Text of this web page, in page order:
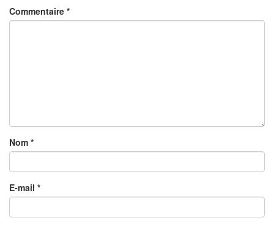
Commentaire *
Nom *
E-mail *